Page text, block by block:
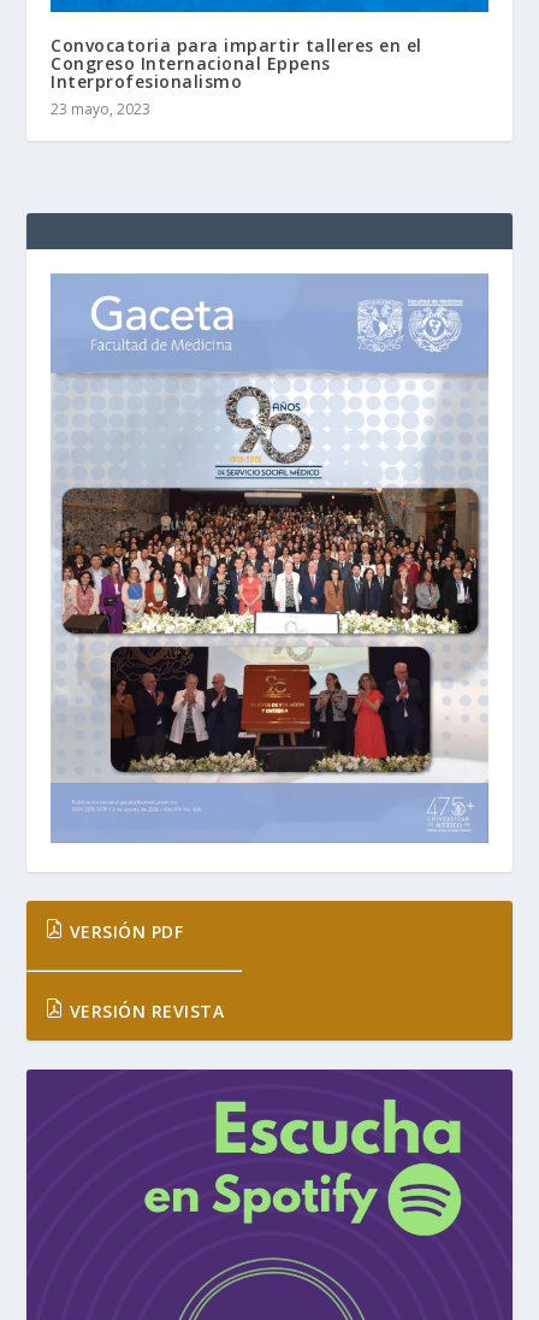
Convocatoria para impartir talleres en el
Congreso Internacional Eppens
Interprofesionalismo
23 mayo, 2023
VERSIÓN PDF
VERSIÓN REVISTA